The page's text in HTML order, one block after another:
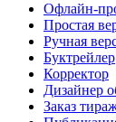
Офлайн-
Простая
Ручная
Буктрейлер
Корректор
Дизайнер
Заказ